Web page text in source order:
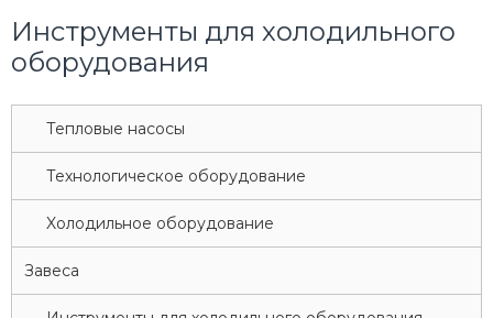
Инструменты для холодильного
оборудования
Tепловые насосы
Tехнологическое оборудование
Xолодильное оборудование
Завеса